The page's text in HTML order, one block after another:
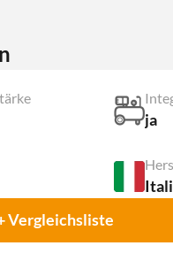
ja
Vergleichsliste